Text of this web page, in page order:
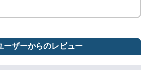
ーザーからのレビュー